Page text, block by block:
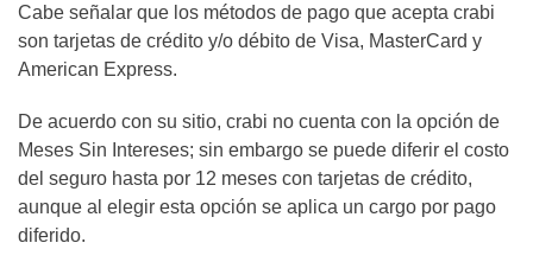
Cabe señalar que los métodos de pago que acepta crabi
son tarjetas de crédito y/o débito de Visa, MasterCard y
American Express.
De acuerdo con su sitio, crabi no cuenta con la opción de
Meses Sin Intereses; sin embargo se puede diferir el costo
del seguro hasta por 12 meses con tarjetas de crédito,
aunque al elegir esta opción se aplica un cargo por pago
diferido.